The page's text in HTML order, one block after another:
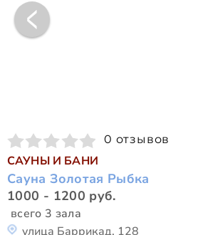
0 отзывов
САУНЫ И БАНИ
Сауна Золотая Рыбка
1000 - 1200 руб.
всего 3 зала
улица Баррикад, 128